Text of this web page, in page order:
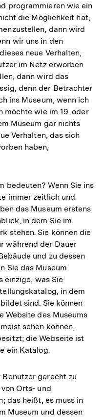
programmieren wie ein
die Möglichkeit hat,
dann wird
wir uns in den
neue Verhalten,
im Netz erworben
dann wird das
denn der Betrachter
ins Museum, wenn ich
möchte wie im 19. oder
Museum gar nichts
Verhalten, das sich
haben,
bedeuten? Wenn Sie ins
immer zeitlich und
das Museum erstens
in dem Sie im
stehen. Sie können die
während der Dauer
und zu dessen
Sie das Museum
einzige, was Sie
in dem
sind. Sie können
Website des Museums
sehen können,
die Webseite ist
ein Katalog.
Benutzer gerecht zu
Orts- und
das heißt, es muss in
Museum und dessen